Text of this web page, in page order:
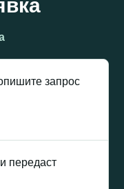
запрос
передаст